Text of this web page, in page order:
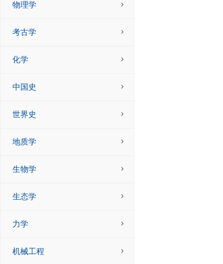
物理学
考古学
化学
中国史
世界史
地质学
生物学
生态学
力学
机械工程